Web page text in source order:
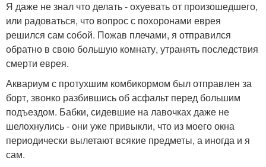
Я даже не знал что делать - охуевать от произошедшего,
или радоваться, что вопрос с похоронами еврея
решился сам собой. Пожав плечами, я отправился
обратно в свою большую комнату, утранять последствия
смерти еврея.
Аквариум с протухшим комбикормом был отправлен за
борт, звонко разбившись об асфальт перед большим
подъездом. Бабки, сидевшие на лавочках даже не
шелохнулись - они уже привыкли, что из моего окна
периодически вылетают всякие предметы, а иногда и я
сам.